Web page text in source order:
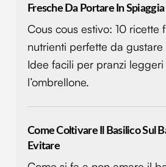
Fresche Da Portare In Spiaggia
Cous cous estivo: 10 ricette
nutrienti perfette da
Idee facili per pranzi
l’ombrellone.
Come Coltivare Il Basilico Sul
Evitare